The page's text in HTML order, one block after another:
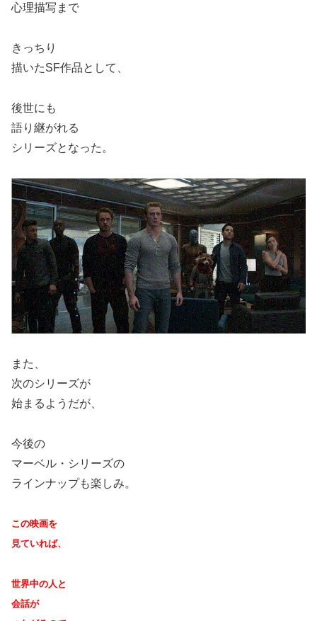
心理描写まで
きっちり
描いたSF作品として、
後世にも
語り継がれる
シリーズとなった。
また、
次のシリーズが
始まるようだが、
今後の
マーベル・シリーズの
ラインナップも楽しみ。
この映画を
見ていれば、
世界中の人と
会話が